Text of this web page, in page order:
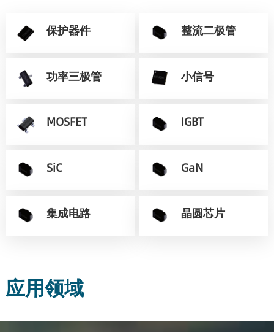
保护器件 整流二极管
功率三极管 小信号
MOSFET IGBT
SiC GaN
集成电路 晶圆芯片
应用领域